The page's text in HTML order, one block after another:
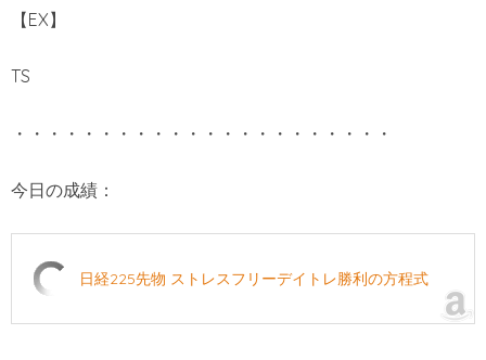
【EX】
TS
・・・・・・・・・・・・・・・・・・・・・・
今日の成績：
日経225先物 ストレスフリーデイトレ勝利の方程式